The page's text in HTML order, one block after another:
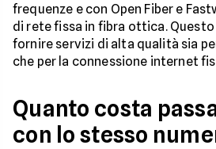
frequenze e con Open Fiber e
di rete fissa in fibra ottica.
fornire servizi di alta qualità sia
che per la connessione internet
Quanto costa
con lo stesso